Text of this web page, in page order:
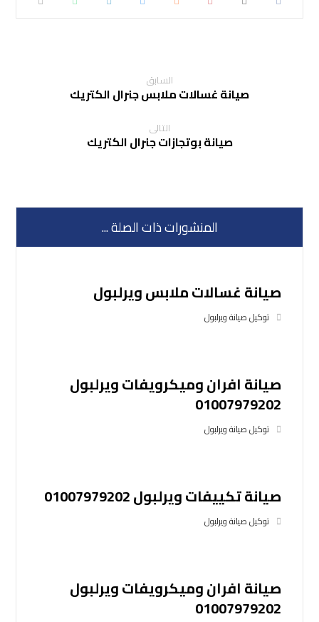
السابق
صيانة غسالات ملابس جنرال الكتريك
التالى
صيانة بوتجازات جنرال الكتريك
المنشورات ذات الصلة ...
صيانة غسالات ملابس ويرلبول
توكيل صيانة ويرلبول
صيانة افران وميكرويفات ويرلبول
01007979202
توكيل صيانة ويرلبول
صيانة تكييفات ويرلبول 01007979202
توكيل صيانة ويرلبول
صيانة افران وميكرويفات ويرلبول
01007979202